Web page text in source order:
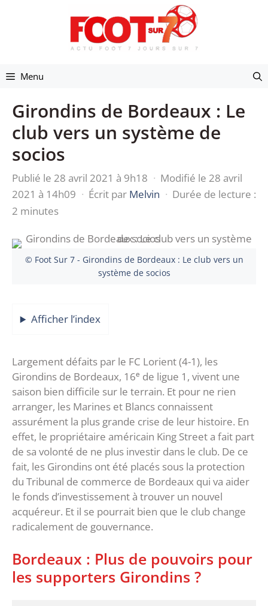
Menu
Girondins de Bordeaux : Le
club vers un système de
socios
Publié le 28 avril 2021 à 9h18 · Modifié le 28 avril
2021 à 14h09 · Écrit par Melvin · Durée de lecture :
2 minutes
© Foot Sur 7 - Girondins de Bordeaux : Le club vers un
système de socios
Afficher l’index
Largement défaits par le FC Lorient (4-1), les
Girondins de Bordeaux, 16ᵉ de ligue 1, vivent une
saison bien difficile sur le terrain. Et pour ne rien
arranger, les Marines et Blancs connaissent
assurément la plus grande crise de leur histoire. En
effet, le propriétaire américain King Street a fait part
de sa volonté de ne plus investir dans le club. De ce
fait, les Girondins ont été placés sous la protection
du Tribunal de commerce de Bordeaux qui va aider
le fonds d’investissement à trouver un nouvel
acquéreur. Et il se pourrait bien que le club change
radicalement de gouvernance.
Bordeaux : Plus de pouvoirs pour
les supporters Girondins ?